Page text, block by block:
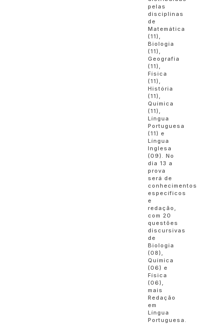
pelas
disciplinas
de
Matemática
(11),
Biologia
(11),
Geografia
(11),
Física
(11),
História
(11),
Química
(11),
Língua
Portuguesa
(11) e
Língua
Inglesa
(09). No
dia 13 a
prova
será de
conhecimentos
específicos
e
redação,
com 20
questões
discursivas
de
Biologia
(08),
Química
(06) e
Física
(06),
mais
Redação
em
Língua
Portuguesa.